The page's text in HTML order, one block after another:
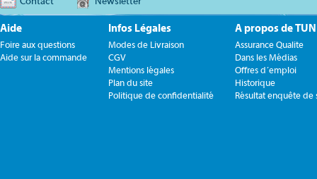
Aide
Foire aux questions
Aide sur la commande
Infos Légales
Modes de Livraison
CGV
Mentions légales
Plan du site
Politique de confidentialité
A propos de
Assurance Qualite
Dans les Médias
Offres d´emploi
Historique
Résultat enquête de